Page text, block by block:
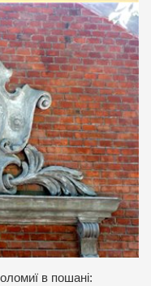
в пошані: